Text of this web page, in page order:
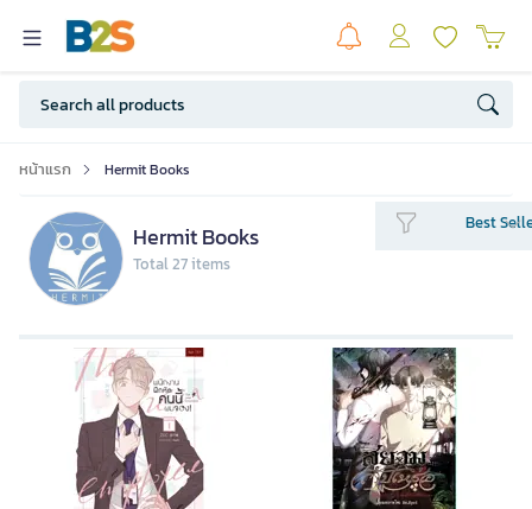
หน้าแรก Hermit Books
Hermit Books
Total 27 items
Best